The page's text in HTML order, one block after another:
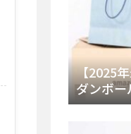
【2025
ダンボー
便・ゆう